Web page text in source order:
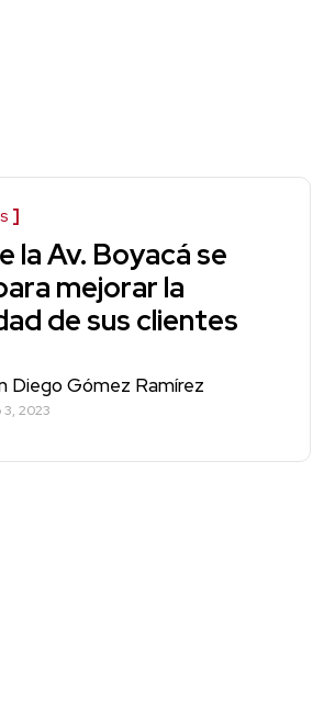
la Av. Boyacá se
mejorar la
de sus clientes
Diego Gómez Ramírez
3, 2023